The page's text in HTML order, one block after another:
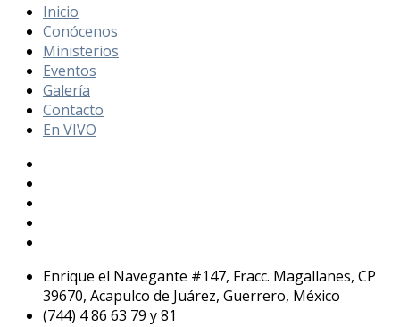
Inicio
Conócenos
Ministerios
Eventos
Galería
Contacto
En VIVO
Enrique el Navegante #147, Fracc. Magallanes, CP
39670, Acapulco de Juárez, Guerrero, México
(744) 4 86 63 79 y 81